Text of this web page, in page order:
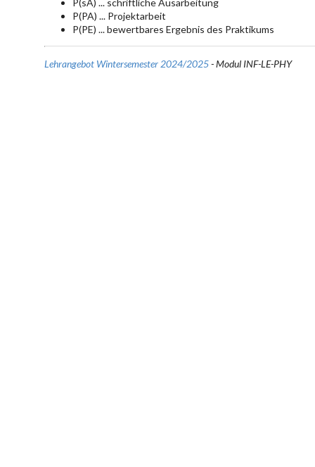
P(PA) ... Projektarbeit
P(PE) ... bewertbares Ergebnis des Praktikums
Lehrangebot Wintersemester 2024/2025- Modul INF-LE-PHY